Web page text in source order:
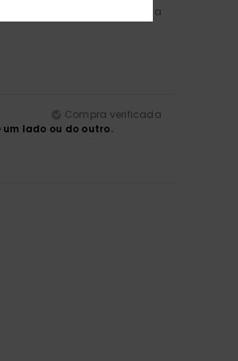
Compra verificada
Compra verificada
lado ou do outro.